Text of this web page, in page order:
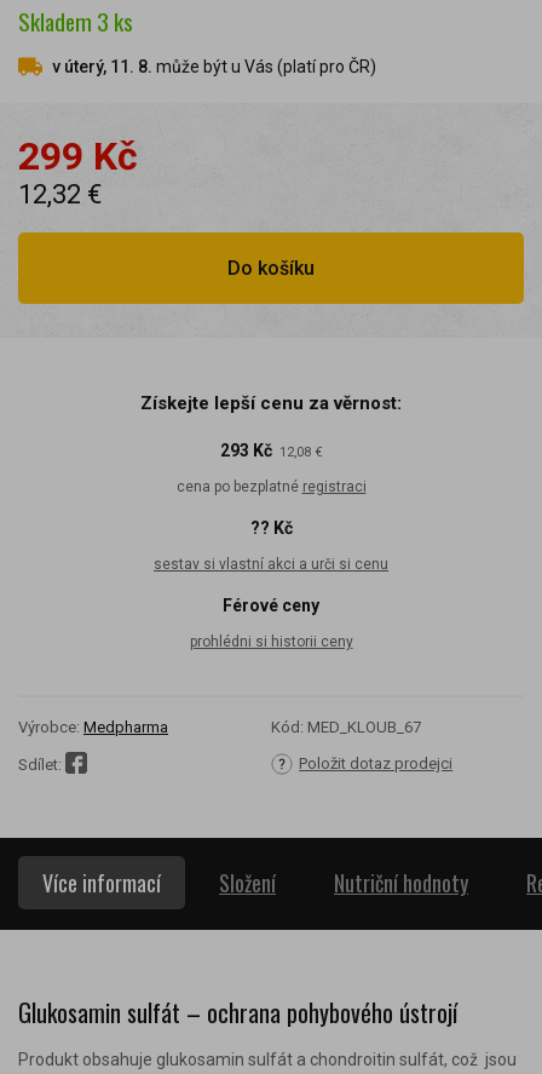
Skladem 3 ks
v úterý, 11. 8. může být u Vás (platí pro ČR)
299 Kč
12,32 €
Do košíku
Získejte lepší cenu za věrnost:
293 Kč 12,08 €
cena po bezplatné registraci
?? Kč
sestav si vlastní akci a urči si cenu
Férové ceny
prohlédni si historii ceny
Výrobce: Medpharma Kód: MED_KLOUB_67
Sdílet: Položit dotaz prodejci
Více informací Složení Nutriční hodnoty
Glukosamin sulfát – ochrana pohybového ústrojí
Produkt obsahuje glukosamin sulfát a chondroitin sulfát, což jsou